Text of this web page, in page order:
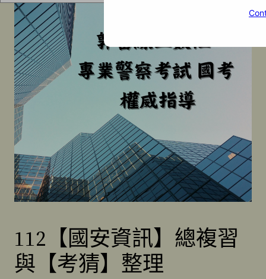
112【國安資訊】總複習
與【考猜】整理